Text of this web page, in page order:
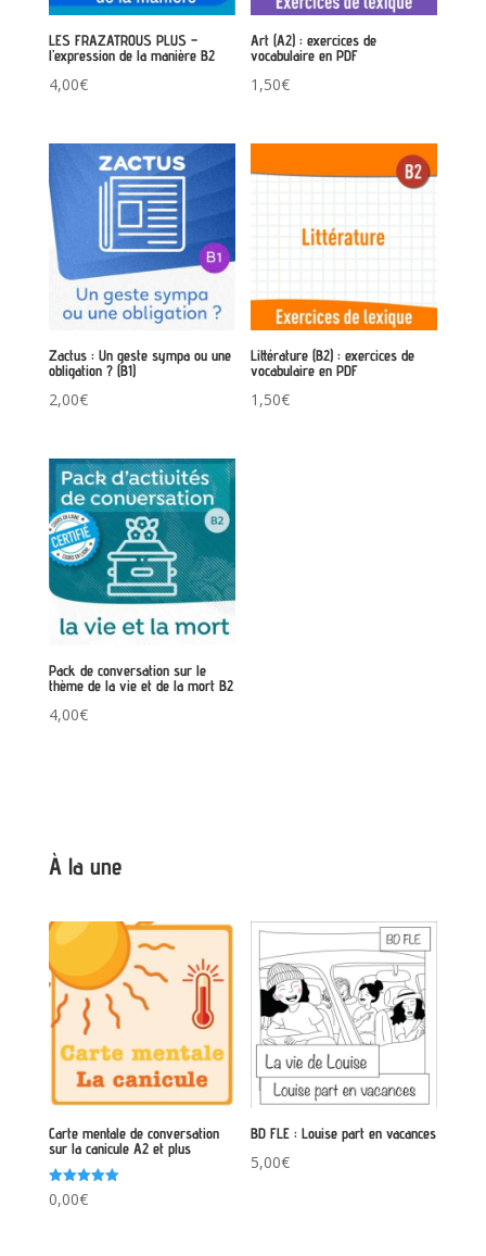
LES FRAZATROUS PLUS –
l’expression de la manière B2
4,00€
Art (A2) : exercices de
vocabulaire en PDF
1,50€
Zactus : Un geste sympa ou une
obligation ? (B1)
2,00€
Littérature (B2) : exercices de
vocabulaire en PDF
1,50€
Pack de conversation sur le
thème de la vie et de la mort B2
4,00€
À la une
Carte mentale de conversation
sur la canicule A2 et plus
Note
5.00
0,00€
BD FLE : Louise part en vacances
5,00€